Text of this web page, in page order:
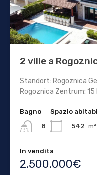
2 ville a
Standort: Rogoznica
Rogoznica Zentrum: 15
Bagno
8
Spazio
542 m²
In vendita
2.500.000€